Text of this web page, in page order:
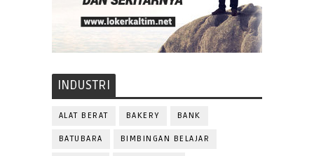
INDUSTRI
ALAT BERAT BAKERY BANK
BATUBARA BIMBINGAN BELAJAR